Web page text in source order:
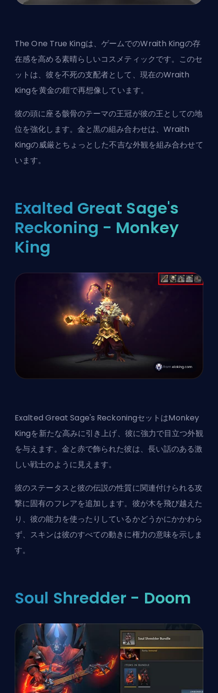
The One True Kingは、ゲームでのWraith Kingの存
在感を高める素晴らしいコスメティックです。このセ
ットは、彼を不死の支配者として、現在のWraith
Kingを黄金の鎧で再想像しています。
彼の頭に座る骸骨のテーマの王冠が彼の王としての地
位を強化します。金と黒の組み合わせは、Wraith
Kingの威厳とちょっとした不吉な外観を組み合わせて
います。
Exalted Great Sage's
Reckoning - Monkey
King
Exalted Great Sage's ReckoningセットはMonkey
Kingを新たな高みに引き上げ、彼に強力で目立つ外観
を与えます。金と赤で飾られた彼は、長い話のある激
しい戦士のように見えます。
彼のステータスと彼の伝説の性質に関連付けられる攻
撃に固有のフレアを追加します。彼が木を飛び越えた
り、彼の能力を使ったりしているかどうかにかかわら
ず、スキンは彼のすべての動きに権力の意味を示しま
す。
Soul Shredder - Doom